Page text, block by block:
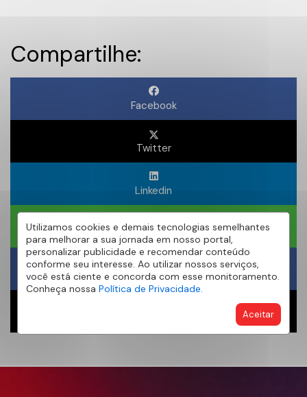
Utilizamos cookies e demais tecnologias semelhantes
para melhorar a sua jornada em nosso portal,
personalizar publicidade e recomendar conteúdo
conforme seu interesse. Ao utilizar nossos serviços,
você está ciente e concorda com esse monitoramento.
Conheça nossa Política de Privacidade.
Aceitar
Compartilhe:
Facebook
Twitter
Linkedin
WhatsApp
Obter um Link